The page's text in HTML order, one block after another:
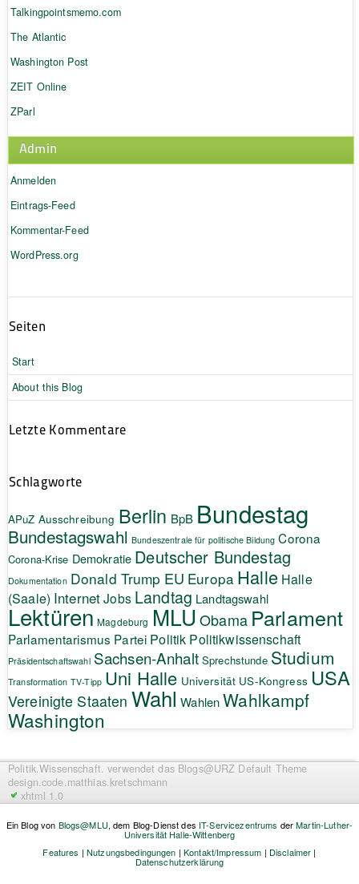
Talkingpointsmemo.com
The Atlantic
Washington Post
ZEIT Online
ZParl
Admin
Anmelden
Eintrags-Feed
Kommentar-Feed
WordPress.org
Seiten
Start
About this Blog
Letzte Kommentare
Schlagworte
APuZ Ausschreibung Berlin BpB Bundestag
Bundestagswahl Bundeszentrale für politische Bildung Corona
Corona-Krise Demokratie Deutscher Bundestag
Dokumentation Donald Trump EU Europa Halle Halle
(Saale) InternetJobs Landtag Landtagswahl
Lektüren Magdeburg MLU Obama Parlament
Parlamentarismus Partei Politik Politikwissenschaft
Präsidentschaftswahl Sachsen-Anhalt Sprechstunde Studium
Transformation TV-Tipp Uni Halle Universität US-Kongress USA
Vereinigte Staaten Wahl Wahlen Wahlkampf
Washington
Politik.Wissenschaft. verwendet das Blogs@URZ Default Theme
design.code.matthias.kretschmann
xhtml 1.0
Ein Blog von Blogs@MLU, dem Blog-Dienst des IT-Servicezentrums derMartin-Luther-
Universität Halle-Wittenberg
Features | Nutzungsbedingungen |Kontakt/Impressum | Disclaimer |
Datenschutzerklärung